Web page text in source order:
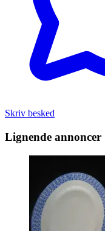
Skriv besked
Lignende annoncer